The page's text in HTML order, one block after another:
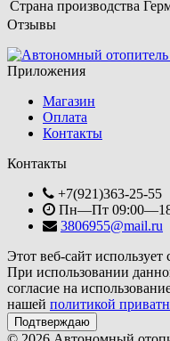
Страна производства
Отзывы
Приложения
Магазин
Оплата
Контакты
Контакты
+7(921)363-25-55
Пн—Пт
3806955@mail.ru
Этот веб-сайт
При использовании
согласие на
нашей политикой
Подтверждаю